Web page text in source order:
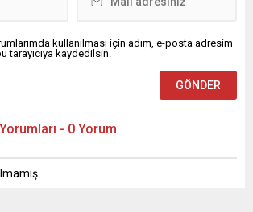
kullanılması için adım, e-posta adresim
tarayıcıya kaydedilsin.
- 0 Yorum